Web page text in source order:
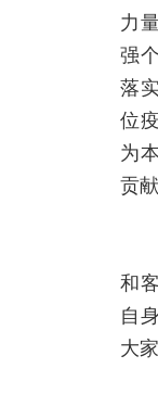
力
强
落
位
为
贡
和
自
大